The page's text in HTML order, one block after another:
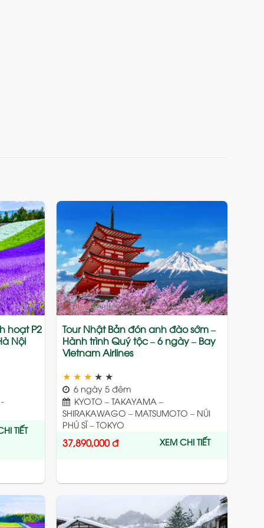
Add
to
wishlist
hoạt P2
Nội
TIẾT
wishlist
Tour Nhật Bản đón anh đào sớm –
Hành trình Quý tộc – 6 ngày – Bay
Vietnam Airlines
★ ★ ★ ★ ★
6 ngày 5 đêm
KYOTO – TAKAYAMA –
SHIRAKAWAGO – MATSUMOTO – NÚI
PHÚ SĨ – TOKYO
37,890,000đ XEM CHI TIẾT